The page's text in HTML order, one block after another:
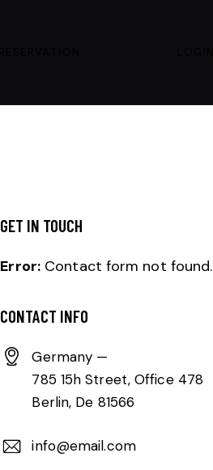
GET IN TOUCH
Error: Contact form not found.
CONTACT INFO
Germany —
785 15h Street, Office 478
Berlin, De 81566
info@email.com